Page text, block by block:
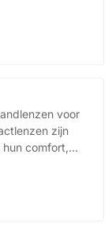
optics
lensontwerp
aberraties
in de
voor
comfort,
lenzen zijn
betrouwbare
eenvoudige